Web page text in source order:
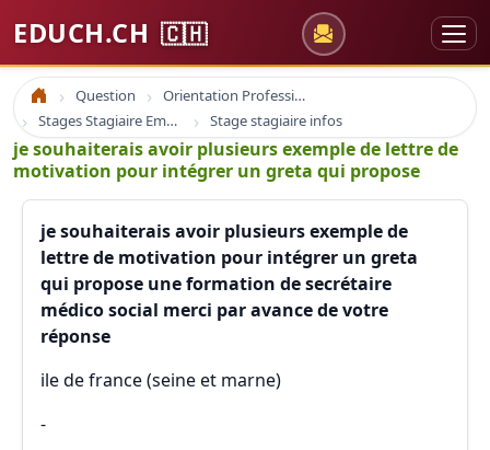
EDUCH.CH 🇨🇭
Accueil Question
Orientation Professionnelle
Stages Stagiaire Emploi
Stage stagiaire infos
je souhaiterais avoir plusieurs exemple de lettre de
motivation pour intégrer un greta qui propose
je souhaiterais avoir plusieurs exemple de
lettre de motivation pour intégrer un greta
qui propose une formation de secrétaire
médico social merci par avance de votre
réponse
ile de france (seine et marne)
-